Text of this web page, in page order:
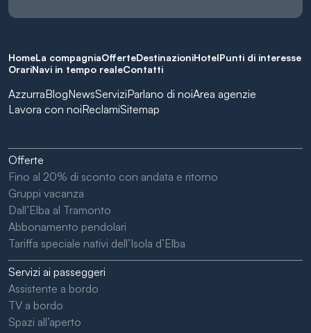
HomeLa compagniaOfferteDestinazioniHotelPunti di interesse
OrariNavi in tempo realeContatti
AzzurraBlogNewsServiziParlano di noiArea agenzie
Lavora con noiReclamiSitemap
Offerte
Fino al 20% di sconto con andata e ritorno
Gruppi vacanza
Dall’Elba al Tramonto
Abbonamento pendolari
Tariffa speciale nativi dell’Isola d’Elba
Servizi ai passeggeri
Assistente a bordo
TV a bordo
Spazi all’aperto